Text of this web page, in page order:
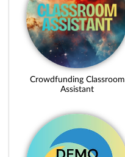
Crowdfunding Classroom
Assistant